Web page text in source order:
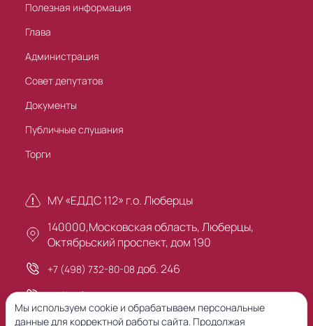
Полезная информация
Глава
Администрация
Совет депутатов
Документы
Публичные слушания
Торги
МУ «ЕДДС 112» г.о. Люберцы
140000,Московская область, Люберцы,
Октябрьский проспект, дом 190
+7 (498) 732-80-08 доб. 246
+7 (495) 503-30-00
Мы используем cookie и обрабатываем персональные
данные для корректной работы сайта. Продолжая